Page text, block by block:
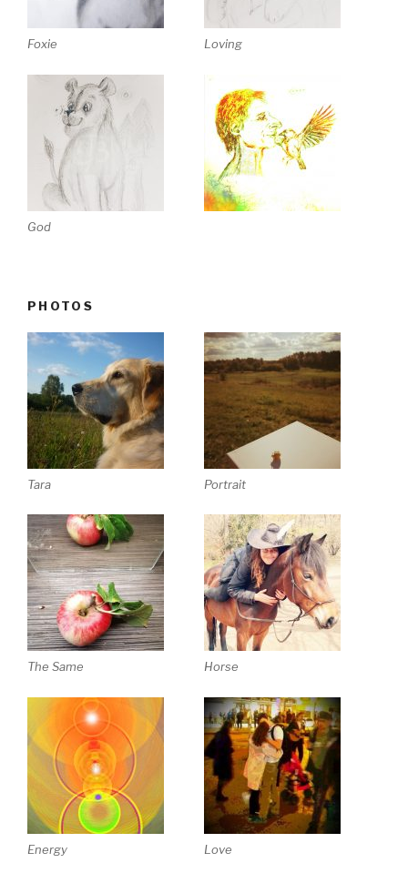
Foxie Loving
God
PHOTOS
Tara Portrait
The Same Horse
Energy Love